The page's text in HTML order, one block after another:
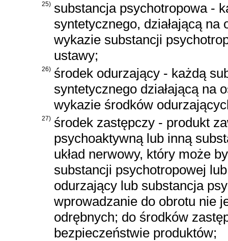
25) substancja psychotropowa -
syntetycznego, działającą na
wykazie substancji
ustawy;
26) środek odurzający - każdą
syntetycznego działającą na
wykazie środków
27) środek zastępczy - produkt
psychoaktywną lub inną
układ nerwowy, który może
substancji psychotropowej
odurzający lub substancja
wprowadzanie do obrotu nie
odrębnych; do środków
bezpieczeństwie produktów;